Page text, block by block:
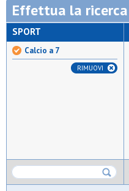
Effettua la ricerca
SPORT
Calcio a 7
RIMUOVI